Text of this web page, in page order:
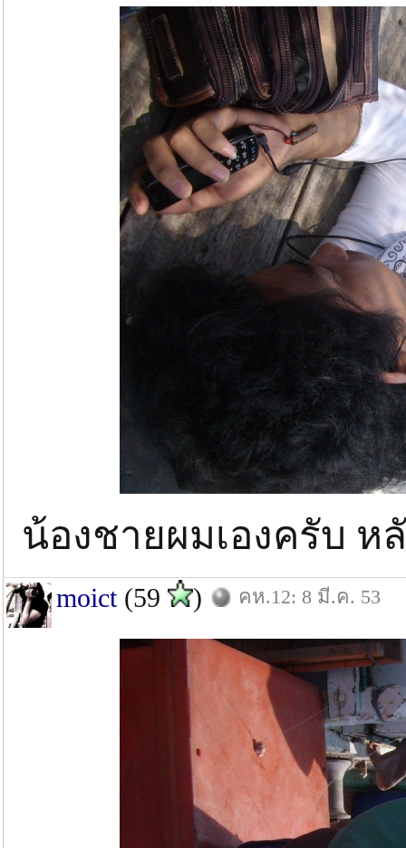
น้องชายผมเองครับ ห
moict(59 ) คห.12: 8 มี.ค. 53